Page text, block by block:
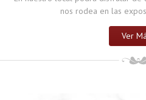
nos rodea en las
Ver